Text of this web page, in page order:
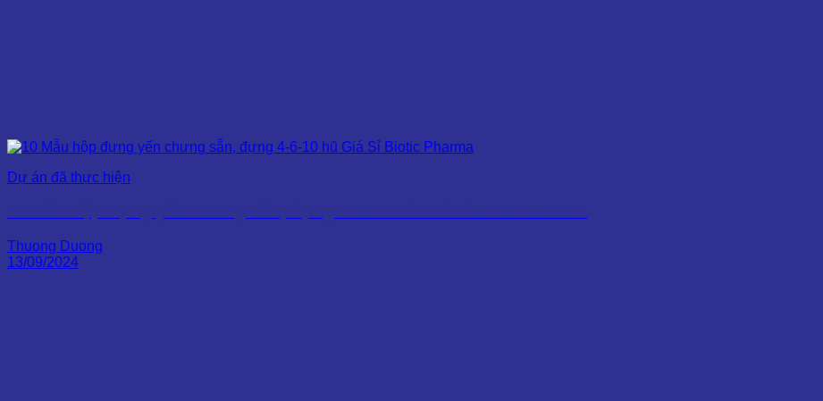
Dự án đã thực hiện
Thuong Duong
13/09/2024